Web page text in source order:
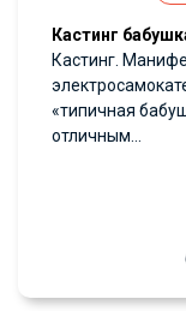
Кастинг
Кастинг.
«типичная
отличным...